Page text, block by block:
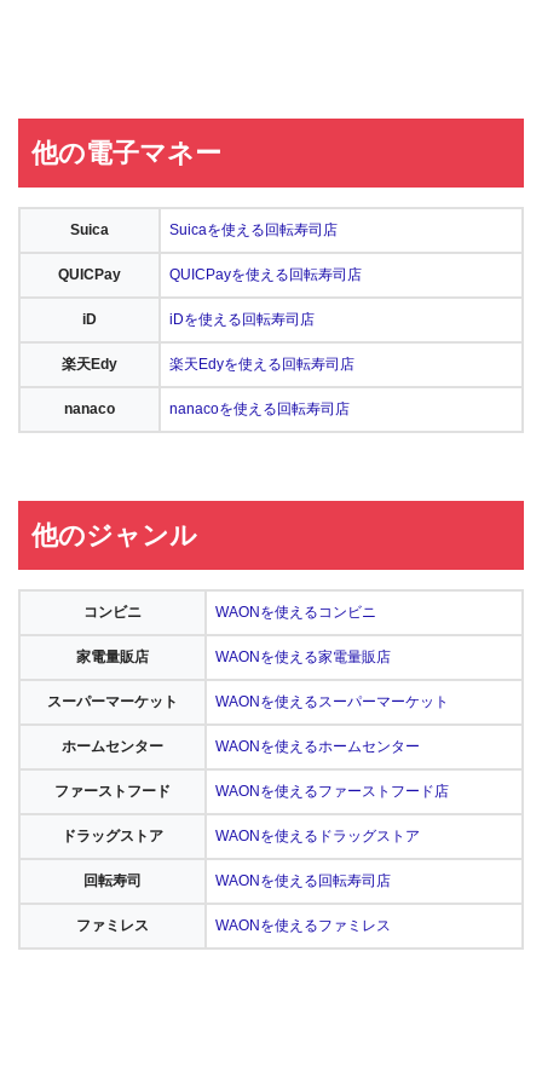
他の電子マネー
Suica Suicaを使える回転寿司店
QUICPay QUICPayを使える回転寿司店
iD iDを使える回転寿司店
楽天Edy 楽天Edyを使える回転寿司店
nanaco nanacoを使える回転寿司店
他のジャンル
コンビニ WAONを使えるコンビニ
家電量販店 WAONを使える家電量販店
スーパーマーケット WAONを使えるスーパーマーケット
ホームセンター WAONを使えるホームセンター
ファーストフード WAONを使えるファーストフード店
ドラッグストア WAONを使えるドラッグストア
回転寿司 WAONを使える回転寿司店
ファミレス WAONを使えるファミレス